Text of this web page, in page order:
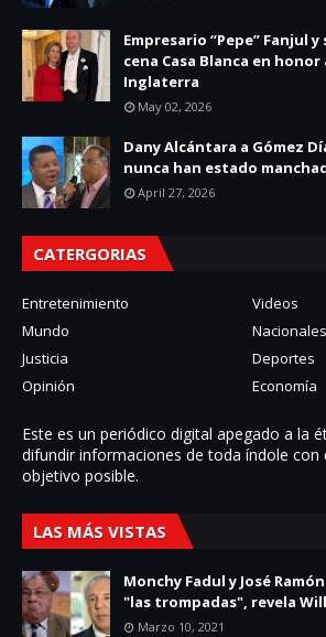
Empresario “Pepe” Fanjul
cena Casa Blanca en honor
Inglaterra
May 02, 2026
Dany Alcántara a Gómez
nunca han estado
April 27, 2026
CATERGORIAS
Entretenimiento
Videos
Mundo
Nacionales
Justicia
Deportes
Opinión
Economía
Este es un periódico digital apegado a la
difundir informaciones de toda í­ndole con
objetivo posible.
LAS MÁS VISTAS
Monchy Fadul y José
"las trompadas", revela
Marzo 10, 2021